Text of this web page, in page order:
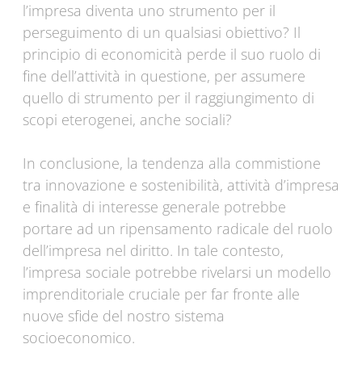
l’impresa diventa uno strumento per il
perseguimento di un qualsiasi obiettivo? Il
principio di economicità perde il suo ruolo di
fine dell’attività in questione, per assumere
quello di strumento per il raggiungimento di
scopi eterogenei, anche sociali?
In conclusione, la tendenza alla commistione
tra innovazione e sostenibilità, attività d’impresa
e finalità di interesse generale potrebbe
portare ad un ripensamento radicale del ruolo
dell’impresa nel diritto. In tale contesto,
l’impresa sociale potrebbe rivelarsi un modello
imprenditoriale cruciale per far fronte alle
nuove sfide del nostro sistema
socioeconomico.